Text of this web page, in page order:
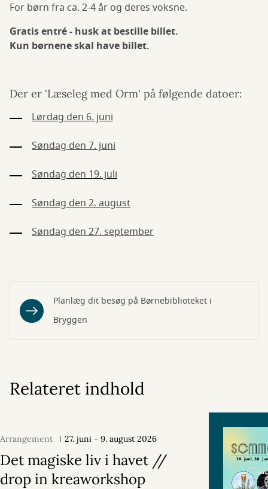
For børn fra ca. 2-4 år og deres voksne.
Gratis entré - husk at bestille billet.
Kun børnene skal have billet.
Der er 'Læseleg med Orm' på følgende datoer:
Lørdag den 6. juni
Søndag den 7. juni
Søndag den 19. juli
Søndag den 2. august
Søndag den 27. september
Planlæg dit besøg på Børnebiblioteket i
Bryggen
Relateret indhold
Arrangement 27. juni - 9. august 2026
Det magiske liv i havet //
drop in kreaworkshop